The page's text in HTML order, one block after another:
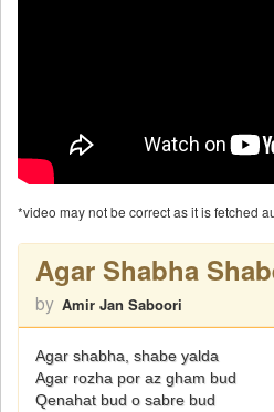
*video may not be correct as it is fetched
Agar Shabha
by Amir Jan Saboori
Agar shabha, shabe yalda
Agar rozha por az gham bud
Qenahat bud o sabre bud